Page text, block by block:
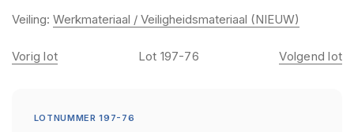
Veiling: Werkmateriaal / Veiligheidsmateriaal (NIEUW)
Vorig lot Lot 197-76 Volgend lot
LOTNUMMER 197-76